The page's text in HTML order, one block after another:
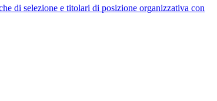
di selezione e titolari di posizione organizzativa con